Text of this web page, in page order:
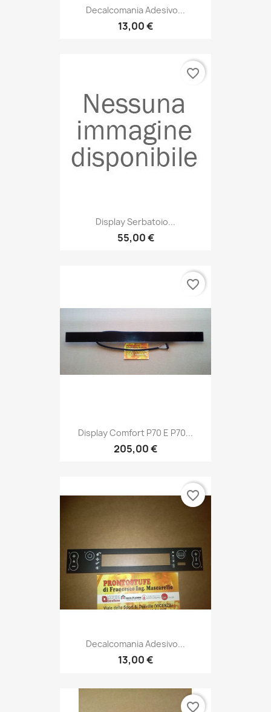
Decalcomania Adesivo...
13,00 €
Display Serbatoio...
55,00 €
favorite_border
Display Comfort P70 E P70...
205,00 €
favorite_border
Decalcomania Adesivo...
13,00 €
favorite_border
favorite_border